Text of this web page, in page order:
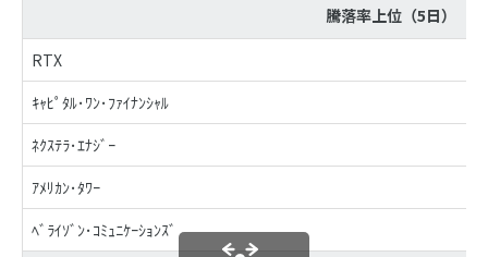
騰落率上位（5日）
RTX
ｷｬﾋﾟﾀﾙ･ﾜﾝ･ﾌｧｲﾅﾝｼｬﾙ
ﾈｸｽﾃﾗ･ｴﾅｼﾞｰ
ｱﾒﾘｶﾝ･ﾀﾜｰ
ﾍﾞﾗｲｿﾞﾝ･ｺﾐｭﾆｹｰｼｮﾝｽﾞ